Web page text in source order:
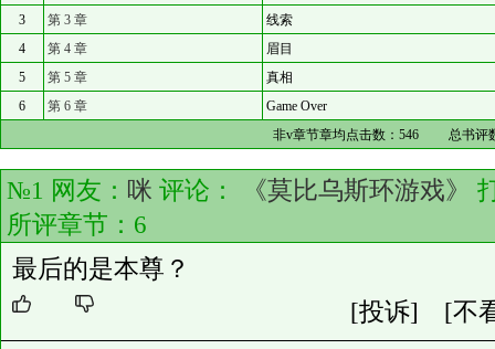
3
第 3 章
线索
4
第 4 章
眉目
5
第 5 章
真相
6
第 6 章
Game Over
非v章节章均点击数：546 总书评
№1 网友： 咪 评论： 《莫比乌斯环游戏》
所评章节： 6
最后的是本尊？
[投诉]
[不